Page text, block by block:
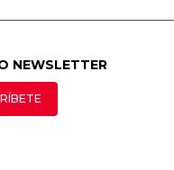
NEWSLETTER